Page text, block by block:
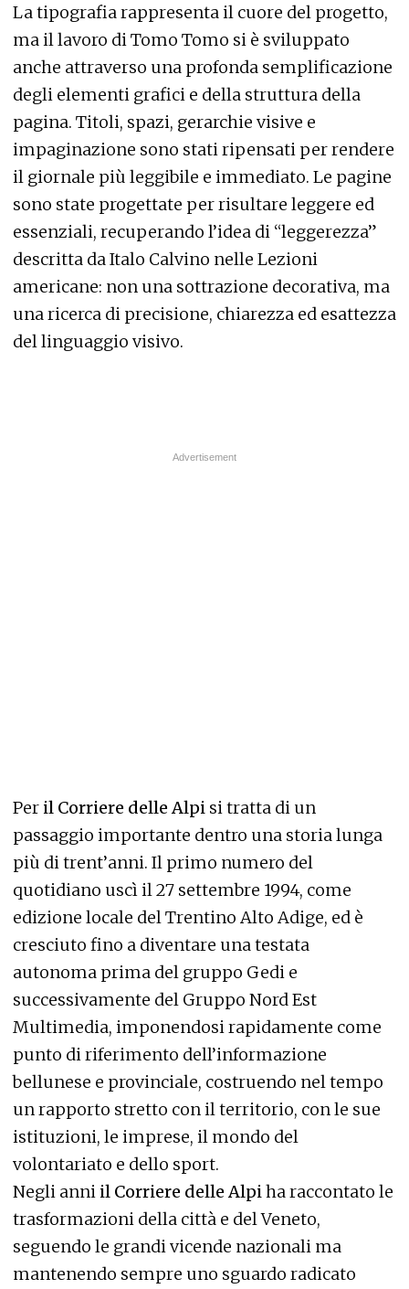
La tipografia rappresenta il cuore del progetto,
ma il lavoro di Tomo Tomo si è sviluppato
anche attraverso una profonda semplificazione
degli elementi grafici e della struttura della
pagina. Titoli, spazi, gerarchie visive e
impaginazione sono stati ripensati per rendere
il giornale più leggibile e immediato. Le pagine
sono state progettate per risultare leggere ed
essenziali, recuperando l’idea di “leggerezza”
descritta da Italo Calvino nelle Lezioni
americane: non una sottrazione decorativa, ma
una ricerca di precisione, chiarezza ed esattezza
del linguaggio visivo.
Per il Corriere delle Alpi si tratta di un
passaggio importante dentro una storia lunga
più di trent’anni. Il primo numero del
quotidiano uscì il 27 settembre 1994, come
edizione locale del Trentino Alto Adige, ed è
cresciuto fino a diventare una testata
autonoma prima del gruppo Gedi e
successivamente del Gruppo Nord Est
Multimedia, imponendosi rapidamente come
punto di riferimento dell’informazione
bellunese e provinciale, costruendo nel tempo
un rapporto stretto con il territorio, con le sue
istituzioni, le imprese, il mondo del
volontariato e dello sport.
Negli anni il Corriere delle Alpiha raccontato le
trasformazioni della città e del Veneto,
seguendo le grandi vicende nazionali ma
mantenendo sempre uno sguardo radicato